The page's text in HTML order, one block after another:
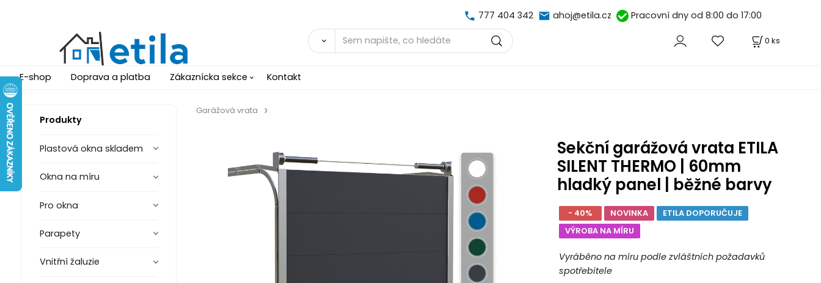
777 404 342 ahoj@etila.cz Pracovní dny od 8:00 do 17:00
0 ks
E-shop Doprava a platba Zákaznícka sekce Kontakt
Produkty
Plastová okna skladem
Okna na míru
Pro okna
Parapety
Vnitřní žaluzie
Garážová vrata
Sekční garážová vrata ETILA
SILENT THERMO | 60mm
hladký panel | běžné barvy
- 40% NOVINKA
ETILA DOPORUČUJE
VÝROBA NA MÍRU
Vyráběno na míru podle zvláštních požadavků
spotřebitele